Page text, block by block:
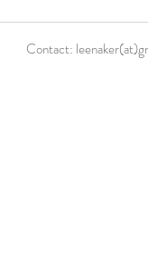
Contact: